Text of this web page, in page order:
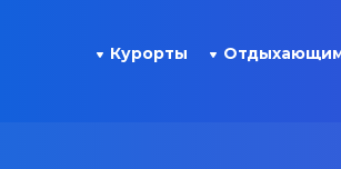
Курорты